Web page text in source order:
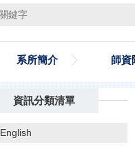
系所簡介 師資
資訊分類清單
English